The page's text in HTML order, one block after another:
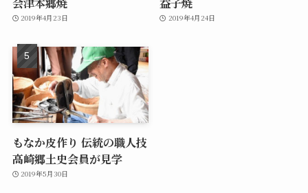
2019年4月23日 2019年4月24日
もなか皮作り 伝統の職人技
高崎郷土史会員が見学
2019年5月30日